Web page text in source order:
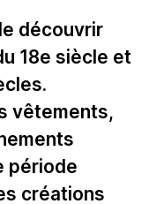
découvrir
18e siècle et
vêtements,
période
créations